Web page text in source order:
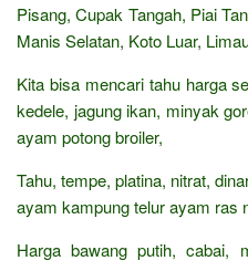
Pisang, Cupak Tangah, Piai
Manis Selatan, Koto Luar,
Kita bisa mencari tahu harga
kedele, jagung ikan, minyak
ayam potong broiler,
Tahu, tempe, platina, nitrat,
ayam kampung telur ayam ras
Harga bawang putih, cabai,